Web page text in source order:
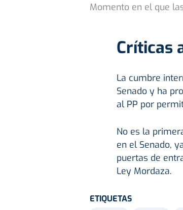
Momento en el que
Críticas
La cumbre
Senado y ha
al PP por
No es la
en el Senado,
puertas de
Ley Mordaza.
ETIQUETAS